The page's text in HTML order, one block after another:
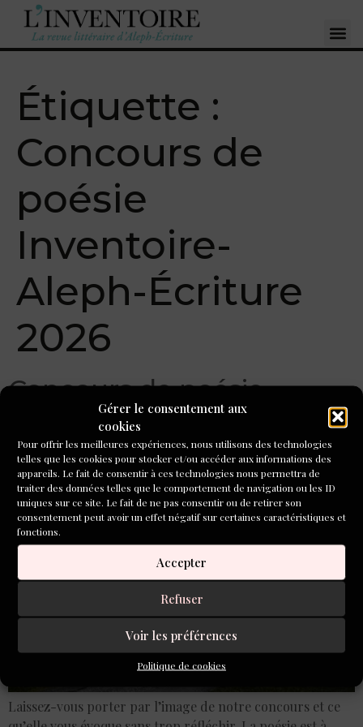
Gérer le consentement aux
cookies
Pour offrir les meilleures expériences, nous utilisons des technologies
telles que les cookies pour stocker et/ou accéder aux informations des
appareils. Le fait de consentir à ces technologies nous permettra de
traiter des données telles que le comportement de navigation ou les ID
uniques sur ce site. Le fait de ne pas consentir ou de retirer son
consentement peut avoir un effet négatif sur certaines caractéristiques et
fonctions.
Accepter
Refuser
Voir les préférences
Politique de cookies
Étiquette :
Concours de
poésie
Inventoire-
Aleph-Écriture
2026
Concours de poésie
Inventoire-Aleph-Écriture
2026
Laissez-vous porter par l’image de notre concours et ce